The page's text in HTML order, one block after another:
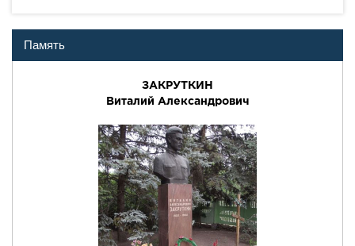
Память
ЗАКРУТКИН
Виталий Александрович